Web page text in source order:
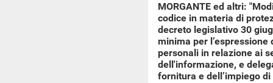
MORGANTE ed altri:
codice in materia di
decreto legislativo 30
minima per
personali in relazione ai
dell'informazione, e
fornitura e dell’impiego